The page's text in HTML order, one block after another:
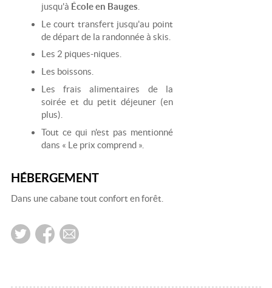
jusqu'à École en Bauges
Le court transfert jusqu'au point
de départ de la randonnée à skis.
Les 2 piques-niques.
Les boissons.
Les frais alimentaires de la
soirée et du petit déjeuner (en
plus).
Tout ce qui n'est pas mentionné
dans « Le prix comprend ».
HÉBERGEMENT
Dans une cabane tout confort en forêt.